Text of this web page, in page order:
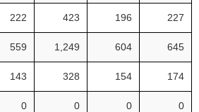
222 423 196 227
559 1,249 604 645
143 328 154 174
0 0 0 0